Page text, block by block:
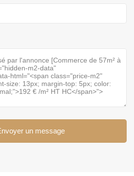
un message